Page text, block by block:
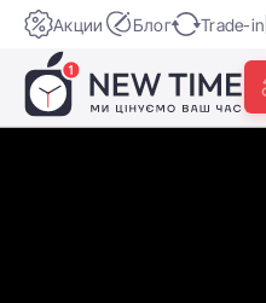
Акции Блог Trade-in